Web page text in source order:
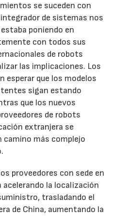
se suceden con
de sistemas nos
poniendo en
con todos sus
de robots
las implicaciones. Los
esperar que los modelos
sigan estando
que los nuevos
de robots
extranjera se
camino más complejo
proveedores con sede en
acelerando la localización
trasladando el
de China, aumentando la